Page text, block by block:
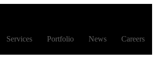
Services Portfolio News Careers